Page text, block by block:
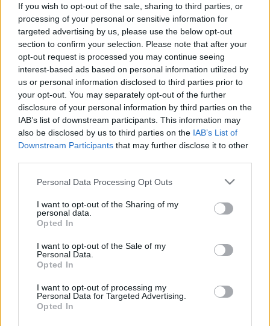
If you wish to opt-out of the sale, sharing to third parties, or
processing of your personal or sensitive information for
targeted advertising by us, please use the below opt-out
section to confirm your selection. Please note that after your
opt-out request is processed you may continue seeing
interest-based ads based on personal information utilized by
us or personal information disclosed to third parties prior to
your opt-out. You may separately opt-out of the further
disclosure of your personal information by third parties on the
IAB’s list of downstream participants. This information may
also be disclosed by us to third parties on the IAB’s List of
Downstream Participants that may further disclose it to other
Please note that this website/app uses one or more Google
not limited to your visit or usage behaviour. You may click to
grant or deny consent to Google and its third-party tags to
use your data for below specified purposes in below Google
consent section.
Personal Data Processing Opt Outs
I want to opt-out of the Sharing of my
personal data.
Opted In
I want to opt-out of the Sale of my
Personal Data.
Opted In
I want to opt-out of processing my
Personal Data for Targeted Advertising.
Opted In
LE LUKÁCSHÁZÁN A PADLÁSRÓL
2023. Április. 17. 15:41
Az alkalmazóit azért ítélte el a bíróság, mert nem részesítették
munkavédelmi oktatásban.
VÉGREHAJTÓNAK ADTA KI MAGÁT EGY
KŐSZEGI FÉRFI, ÍGY CSALT KI PÉNZT
ÁLDOZATAIBÓL
2023. Április. 17. 09:51
A visszaeső férfira fegyházbüntetést kér az ügyészség.
NYOLC HÓNAPIG VERTE ÉLETTÁRSÁT EGY
FÉRFI KŐSZEGEN
2022. március. 24. 08:09
A nő több alkalommal szenvedett nyolc napon belül gyógyuló
RENGETEG EMBERT BECSAPOTT ÉS
MEGKÁROSÍTOTT EGY KŐSZEGI KAMU GÁZ- ÉS
FŰTÉSSZERELŐ
2021. december. 29. 20:03
Sikkasztás és más bűncselekmények miatt ítélte el a bíróság.
2021. december. 03. 08:59
Nem egy károsultja van az ügynek.